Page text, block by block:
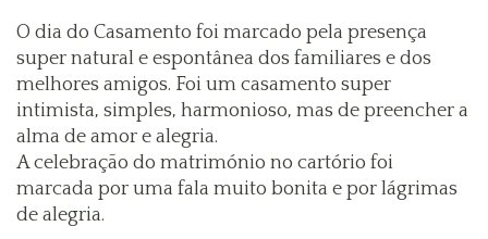
O dia do Casamento foi marcado pela presença
super natural e espontânea dos familiares e dos
melhores amigos. Foi um casamento super
intimista, simples, harmonioso, mas de preencher a
alma de amor e alegria.
A celebração do matrimónio no cartório foi
marcada por uma fala muito bonita e por lágrimas
de alegria.